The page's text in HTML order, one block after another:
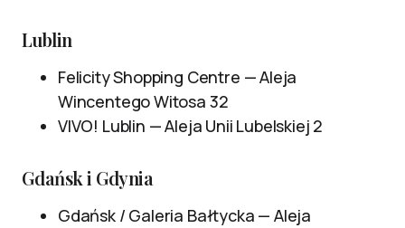
Lublin
Felicity Shopping Centre — Aleja
Wincentego Witosa 32
VIVO! Lublin — Aleja Unii Lubelskiej 2
Gdańsk i Gdynia
Gdańsk / Galeria Bałtycka — Aleja